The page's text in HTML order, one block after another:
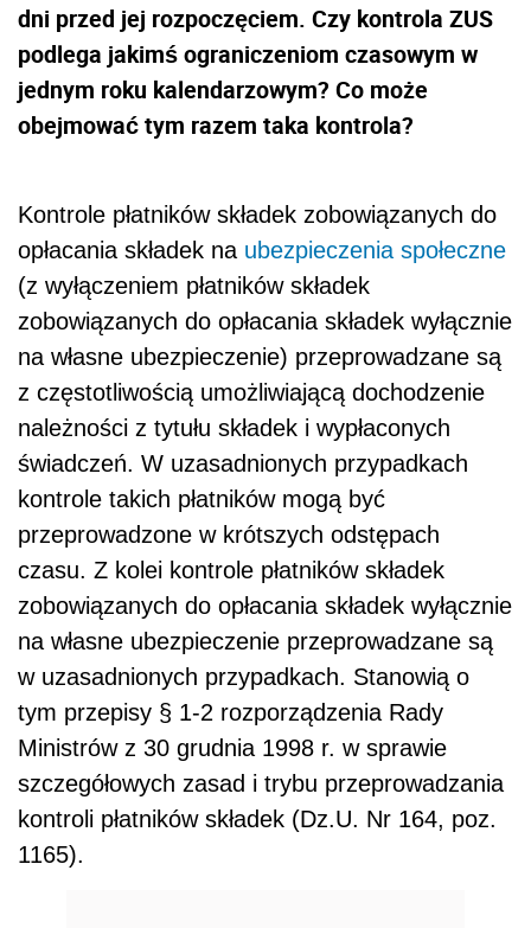
dni przed jej rozpoczęciem. Czy kontrola ZUS
podlega jakimś ograniczeniom czasowym w
jednym roku kalendarzowym? Co może
obejmować tym razem taka kontrola?
Kontrole płatników składek zobowiązanych do
opłacania składek na ubezpieczenia społeczne
(z wyłączeniem płatników składek
zobowiązanych do opłacania składek wyłącznie
na własne ubezpieczenie) przeprowadzane są
z częstotliwością umożliwiającą dochodzenie
należności z tytułu składek i wypłaconych
świadczeń. W uzasadnionych przypadkach
kontrole takich płatników mogą być
przeprowadzone w krótszych odstępach
czasu. Z kolei kontrole płatników składek
zobowiązanych do opłacania składek wyłącznie
na własne ubezpieczenie przeprowadzane są
w uzasadnionych przypadkach. Stanowią o
tym przepisy § 1-2 rozporządzenia Rady
Ministrów z 30 grudnia 1998 r. w sprawie
szczegółowych zasad i trybu przeprowadzania
kontroli płatników składek (Dz.U. Nr 164, poz.
1165).